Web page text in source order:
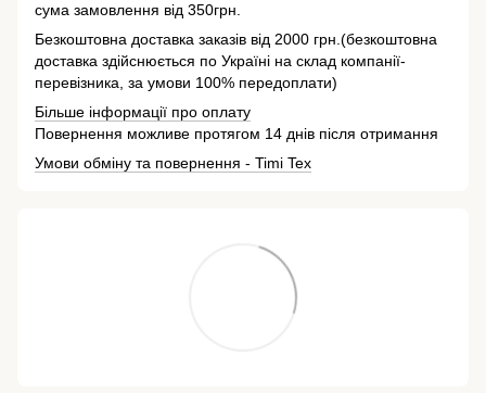
сума замовлення від 350грн.
Безкоштовна доставка заказів від 2000 грн.(безкоштовна
доставка здійснюється по Україні на склад компанії-
перевізника, за умови 100% передоплати)
Більше інформації про оплату
Повернення можливе протягом 14 днів після отримання
Умови обміну та повернення - Timi Tex